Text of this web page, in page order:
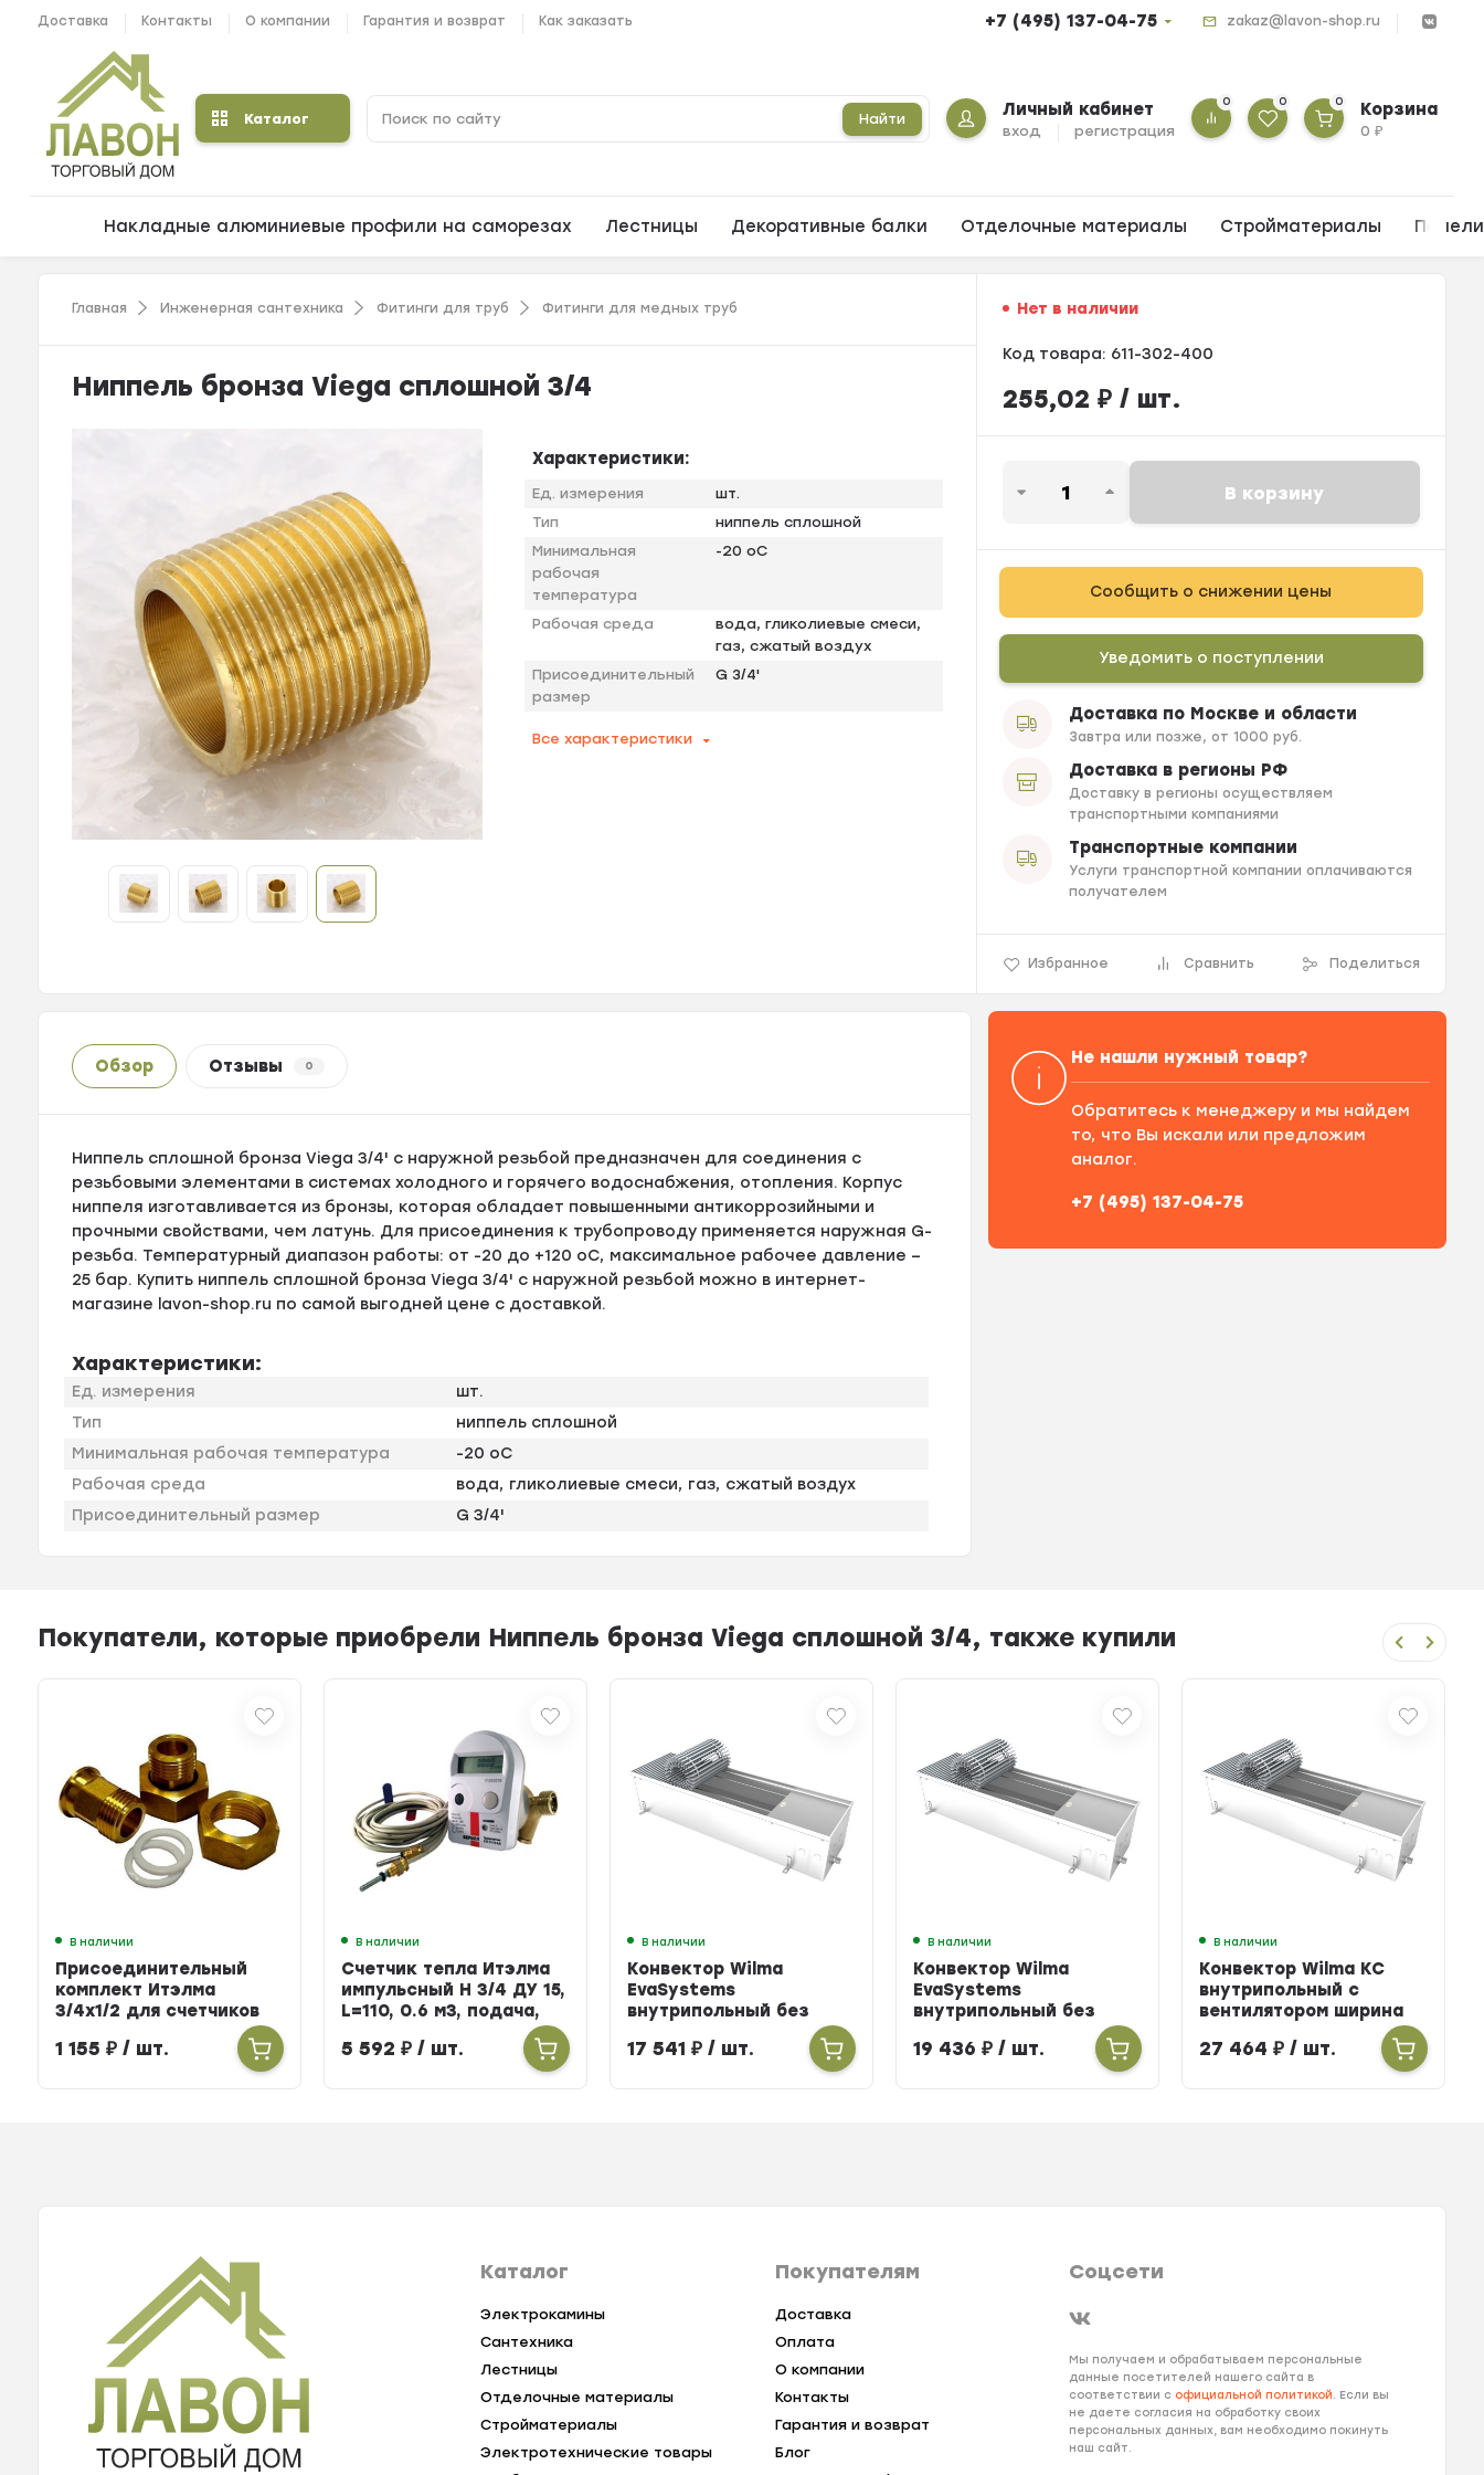
Доставка Контакты О компании Гарантия и возврат Как заказать +7 (495) 137-04-75 zakaz@lavon-shop.ru
Каталог Найти Личный кабинет
вход регистрация
0 0 0 Корзина
0₽
Накладные алюминиевые профили на саморезах Лестницы Декоративные балки Отделочные материалы Стройматериалы
Главная Инженерная сантехника Фитинги для труб Фитинги для медных труб
Ниппель бронза Viega сплошной 3/4
Характеристики:
Ед. измерения
шт.
Тип
ниппель сплошной
Минимальная
рабочая
температура
-20 оС
Рабочая среда
вода, гликолиевые смеси,
газ, сжатый воздух
Присоединительный
размер
G 3/4'
Все характеристики
Нет в наличии
Код товара: 611-302-400
255,02 ₽/ шт.
В корзину
Сообщить о снижении цены
Уведомить о поступлении
Доставка по Москве и области
Завтра или позже, от 1000 руб.
Доставка в регионы РФ
Доставку в регионы осуществляем
транспортными компаниями
Транспортные компании
Услуги транспортной компании оплачиваются
получателем
Избранное Сравнить Поделиться
Обзор Отзывы 0
Ниппель сплошной бронза Viega 3/4' с наружной резьбой предназначен для соединения с
резьбовыми элементами в системах холодного и горячего водоснабжения, отопления. Корпус
ниппеля изготавливается из бронзы, которая обладает повышенными антикоррозийными и
прочными свойствами, чем латунь. Для присоединения к трубопроводу применяется наружная G-
резьба. Температурный диапазон работы: от -20 до +120 оС, максимальное рабочее давление –
25 бар. Купить ниппель сплошной бронза Viega 3/4' с наружной резьбой можно в интернет-
магазине lavon-shop.ru по самой выгодней цене с доставкой.
Характеристики:
Ед. измерения
шт.
Тип
ниппель сплошной
Минимальная рабочая температура
-20 оС
Рабочая среда
вода, гликолиевые смеси, газ, сжатый воздух
Присоединительный размер
G 3/4'
Не нашли нужный товар?
Обратитесь к менеджеру и мы найдем
то, что Вы искали или предложим
аналог.
+7 (495) 137-04-75
Покупатели, которые приобрели Ниппель бронза Viega сплошной 3/4, также купили
В наличии
Присоединительный
комплект Итэлма
3/4х1/2 для счетчиков
1 155₽ / шт.
В наличии
Счетчик тепла Итэлма
импульсный Н 3/4 ДУ 15,
L=110, 0.6 м3, подача,
5 592₽ / шт.
В наличии
Конвектор Wilma
EvaSystems
внутрипольный без
вентилятора ширина
258мм высота 90мм
17 541₽ / шт.
В наличии
Конвектор Wilma
EvaSystems
внутрипольный без
вентилятора ширина
258мм высота 160мм
19 436₽ / шт.
В наличии
Конвектор Wilma KC
внутрипольный с
вентилятором ширина
303мм высота 100мм
длина 2700мм
27 464₽ / шт.
Каталог
Электрокамины
Сантехника
Лестницы
Отделочные материалы
Стройматериалы
Электротехнические товары
Покупателям
Доставка
Оплата
О компании
Контакты
Гарантия и возврат
Блог
Соцсети
Мы получаем и обрабатываем персональные
данные посетителей нашего сайта в
соответствии с официальной политикой. Если вы
не даете согласия на обработку своих
персональных данных, вам необходимо покинуть
наш сайт.